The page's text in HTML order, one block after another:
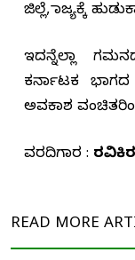
ಜಿಲ್ಲೆ, ರಾಜ್ಯಕ್ಕೆ
ಇದನ್ನೆಲ್ಲಾ
ಕರ್ನಾಟಕ ಭಾಗದ
ಅವಕಾಶ
ವರದಿಗಾರ :
READ MORE